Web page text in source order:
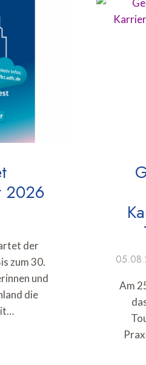
2026
der
zum 30.
und
die
Am